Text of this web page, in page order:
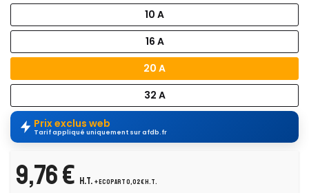
10 A
16 A
20 A
32 A
Prix exclus web
Tarif appliqué uniquement sur afdb.fr
9,76 € H.T. + ecopart 0,02 € H.T.